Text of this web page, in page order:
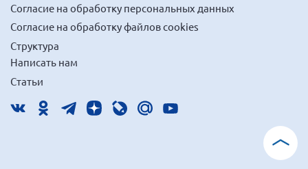
Волгоградская область
Воронежская область
Ивановская область
Калининградская область
Кемеровская область
Согласие на обработку персональных данных
Согласие на обработку файлов cookies
Структура
Написать нам
Статьи